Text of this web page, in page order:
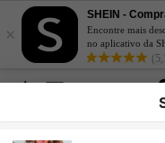
×
SHEIN -
Encontre mais
no aplicativo da